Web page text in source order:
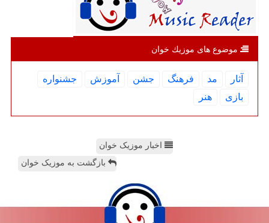
موضوع های موزیك خوان
آثار مد فرهنگ جشن آموزش
جشنواره
بازی
هنر
اخبار موزیک خوان
بازگشت به موزیک خوان